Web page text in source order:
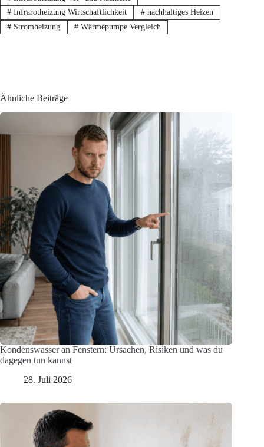
#Infrarotheizung Wirtschaftlichkeit #nachhaltiges Heizen
#Stromheizung #Wärmepumpe Vergleich
Ähnliche Beiträge
Kondenswasser an Fenstern: Ursachen, Risiken und was du
dagegen tun kannst
28. Juli 2026